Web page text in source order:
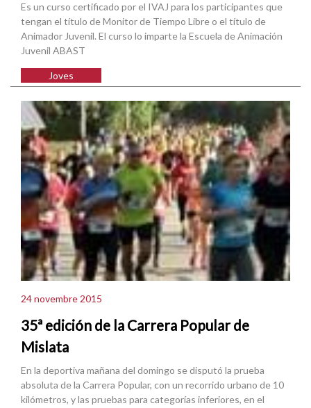
Es un curso certificado por el IVAJ para los participantes que
tengan el título de Monitor de Tiempo Libre o el título de
Animador Juvenil. El curso lo imparte la Escuela de Animación
Juvenil ABAST
Joves
24 novembre 2015
35ª edición de la Carrera Popular de
Mislata
En la deportiva mañana del domingo se disputó la prueba
absoluta de la Carrera Popular, con un recorrido urbano de 10
kilómetros, y las pruebas para categorías inferiores, en el